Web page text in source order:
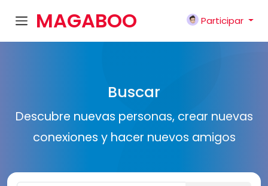
MAGABOO
Participar
Buscar
Descubre nuevas personas, crear nuevas
conexiones y hacer nuevos amigos